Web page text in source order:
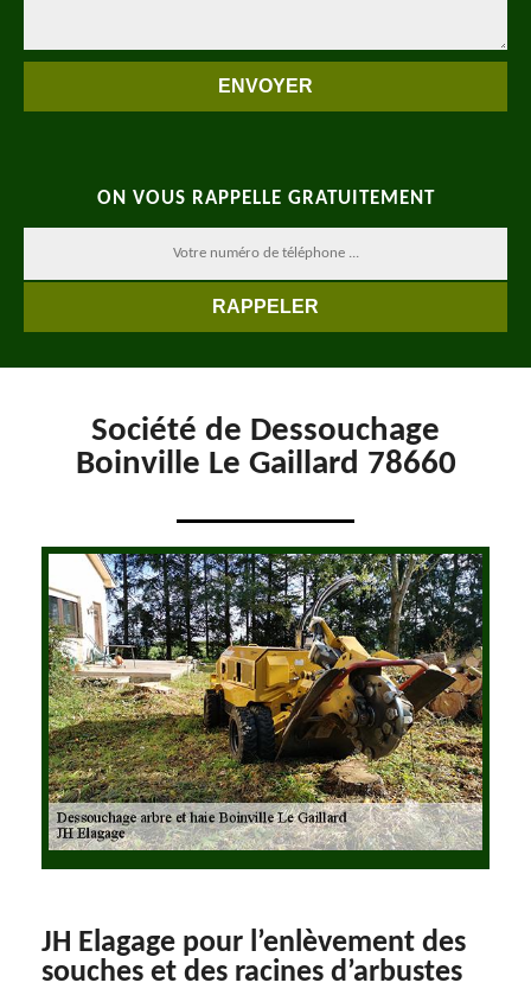
ON VOUS RAPPELLE GRATUITEMENT
Société de Dessouchage
Boinville Le Gaillard 78660
JH Elagage pour l’enlèvement des
souches et des racines d’arbustes